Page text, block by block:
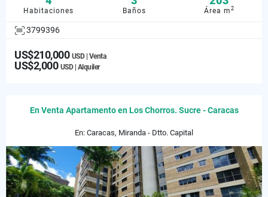
Habitaciones Baños Área m2
3799396
US$210,000 USD | Venta
US$2,000 USD | Alquiler
En Venta Apartamento en Los Chorros. Sucre - Caracas
En: Caracas, Miranda - Dtto. Capital